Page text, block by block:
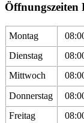
Öffnungszeiten
Montag
Dienstag
Mittwoch
Donnerstag
Freitag